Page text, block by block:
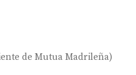
de Mutua Madrileña)